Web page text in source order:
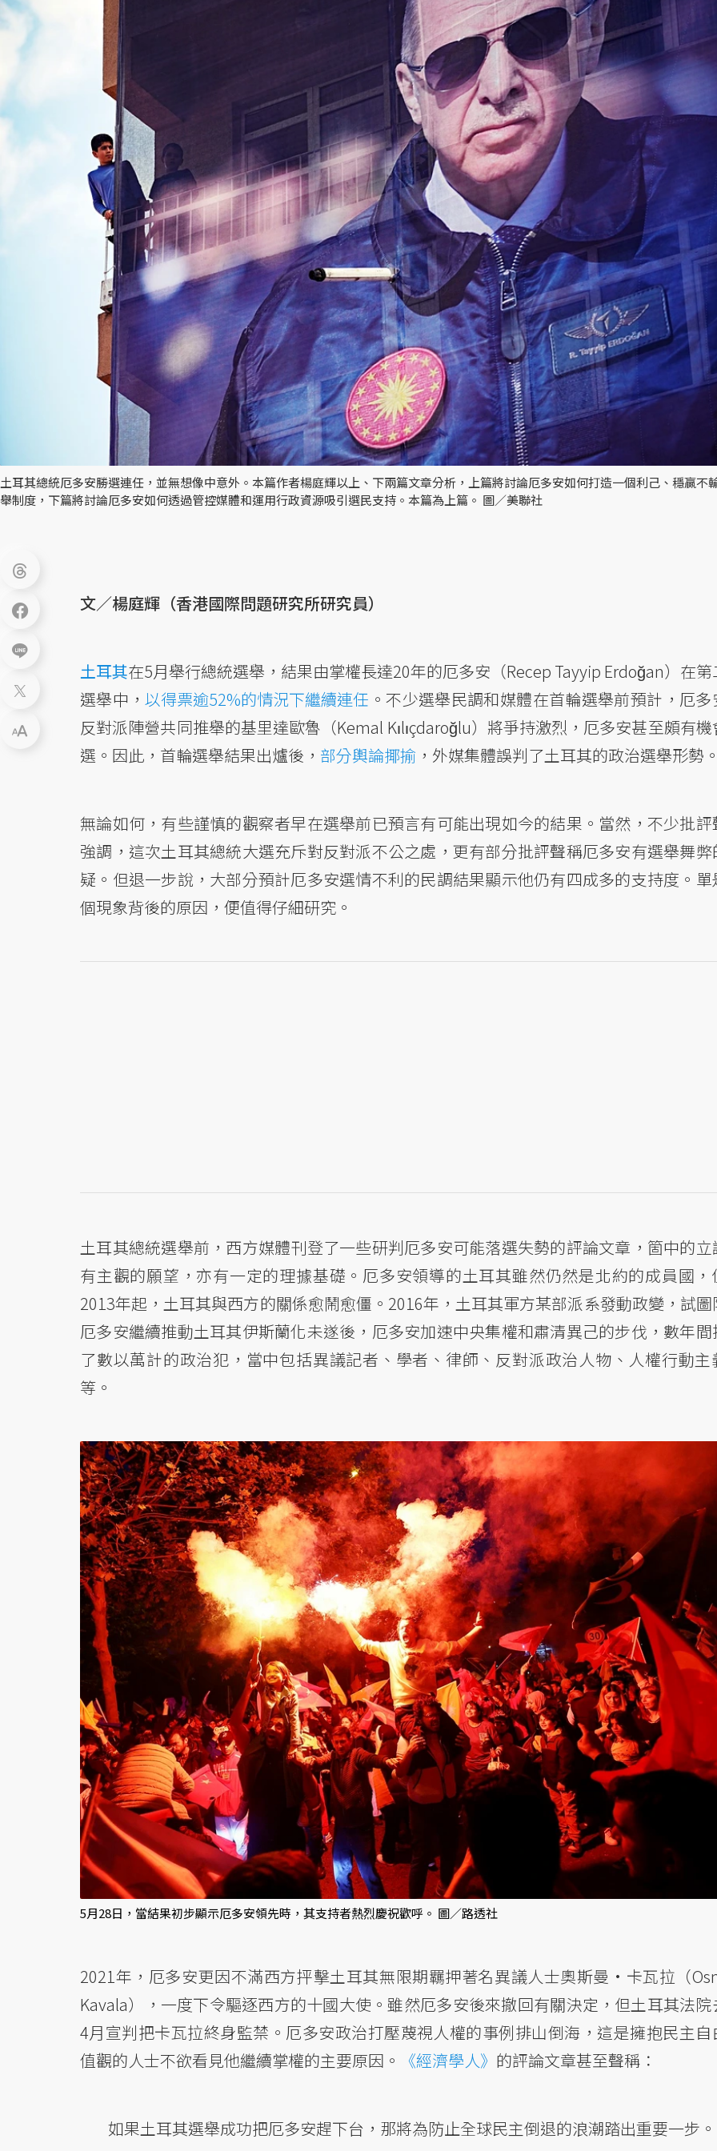
土耳其總統厄多安勝選連任，並無想像中意外。本篇作者楊庭輝以上、下兩篇文章分析，上篇將討論厄多安如何打造一個利己、穩贏不
舉制度，下篇將討論厄多安如何透過管控媒體和運用行政資源吸引選民支持。本篇為上篇。 圖／美聯社
文／楊庭輝（香港國際問題研究所研究員）
土耳其在5月舉行總統選舉，結果由掌權長達20年的厄多安（Recep Tayyip Erdoğan）在
選舉中，以得票逾52%的情況下繼續連任 。不少選舉民調和媒體在首輪選舉前預計，厄多
反對派陣營共同推舉的基里達歐魯（Kemal Kılıçdaroğlu）將爭持激烈，厄多安甚至頗有機
選。因此，首輪選舉結果出爐後， 部分輿論揶揄 ，外媒集體誤判了土耳其的政治選舉形勢。
無論如何，有些謹慎的觀察者早在選舉前已預言有可能出現如今的結果。當然，不少批評
強調，這次土耳其總統大選充斥對反對派不公之處，更有部分批評聲稱厄多安有選舉舞弊
疑。但退一步說，大部分預計厄多安選情不利的民調結果顯示他仍有四成多的支持度。單
個現象背後的原因，便值得仔細研究。
土耳其總統選舉前，西方媒體刊登了一些研判厄多安可能落選失勢的評論文章，箇中的立
有主觀的願望，亦有一定的理據基礎。厄多安領導的土耳其雖然仍然是北約的成員國，
2013年起，土耳其與西方的關係愈鬧愈僵。2016年，土耳其軍方某部派系發動政變，試圖
厄多安繼續推動土耳其伊斯蘭化未遂後，厄多安加速中央集權和肅清異己的步伐，數年間
了數以萬計的政治犯，當中包括異議記者、學者、律師、反對派政治人物、人權行動主
等。
5月28日，當結果初步顯示厄多安領先時，其支持者熱烈慶祝歡呼。 圖／路透社
2021年，厄多安更因不滿西方抨擊土耳其無限期羈押著名異議人士奧斯曼·卡瓦拉（
Kavala），一度下令驅逐西方的十國大使。雖然厄多安後來撤回有關決定，但土耳其法院
4月宣判把卡瓦拉終身監禁。厄多安政治打壓蔑視人權的事例排山倒海，這是擁抱民主自
值觀的人士不欲看見他繼續掌權的主要原因。 《經濟學人》 的評論文章甚至聲稱：
如果土耳其選舉成功把厄多安趕下台，那將為防止全球民主倒退的浪潮踏出重要一步。